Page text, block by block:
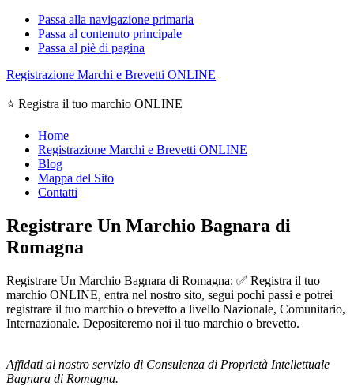
Passa alla navigazione primaria
Passa al contenuto principale
Passa al piè di pagina
Registrazione Marchi e Brevetti ONLINE
⭐ Registra il tuo marchio ONLINE
Home
Registrazione Marchi e Brevetti ONLINE
Blog
Mappa del Sito
Contatti
Registrare Un Marchio Bagnara di
Romagna
Registrare Un Marchio Bagnara di Romagna: ✅ Registra il tuo
marchio ONLINE, entra nel nostro sito, segui pochi passi e potrei
registrare il tuo marchio o brevetto a livello Nazionale, Comunitario,
Internazionale. Depositeremo noi il tuo marchio o brevetto.
Affidati al nostro servizio di Consulenza di Proprietà Intellettuale
Bagnara di Romagna.